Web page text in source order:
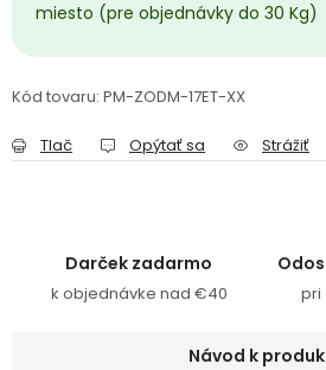
miesto (pre objednávky do 30 Kg)
Kód tovaru: PM-ZODM-17ET-XX
Tlač Opýtať sa Strážiť
Darček zadarmo
k objednávke nad €40 pri
Návod k